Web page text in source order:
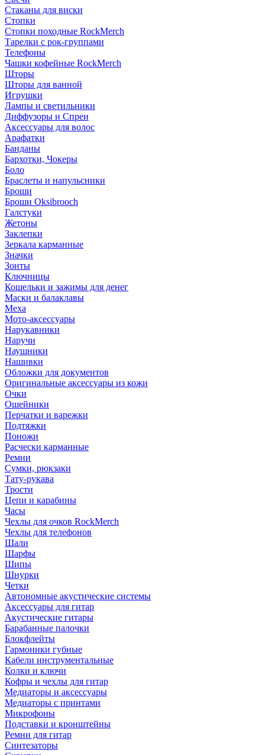
Стаканы для виски
Стопки
Стопки походные RockMerch
Тарелки с рок-группами
Телефоны
Чашки кофейные RockMerch
Шторы
Шторы для ванной
Игрушки
Лампы и светильники
Диффузоры и Спреи
Аксессуары для волос
Арафатки
Банданы
Бархотки, Чокеры
Боло
Браслеты и напульсники
Броши
Броши Oksibrooch
Галстуки
Жетоны
Заклепки
Зеркала карманные
Значки
Зонты
Ключницы
Кошельки и зажимы для денег
Маски и балаклавы
Меха
Мото-аксессуары
Нарукавники
Наручи
Наушники
Нашивки
Обложки для документов
Оригинальные аксессуары из кожи
Очки
Ошейники
Перчатки и варежки
Подтяжки
Поножи
Расчески карманные
Ремни
Сумки, рюкзаки
Тату-рукава
Трости
Цепи и карабины
Часы
Чехлы для очков RockMerch
Чехлы для телефонов
Шали
Шарфы
Шипы
Шнурки
Четки
Автономные акустические системы
Аксессуары для гитар
Акустические гитары
Барабанные палочки
Блокфлейты
Гармоники губные
Кабели инструментальные
Колки и ключи
Кофры и чехлы для гитар
Медиаторы и аксессуары
Медиаторы с принтами
Микрофоны
Подставки и кронштейны
Ремни для гитар
Синтезаторы